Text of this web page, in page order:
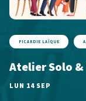
PICARDIE LAÏQUE
Atelier Solo &
LUN 14 SEP